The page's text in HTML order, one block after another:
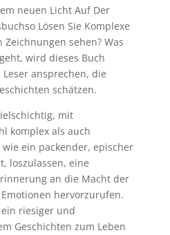
neuen Licht Auf Der
Lösen Sie Komplexe
sehen? Was
wird dieses Buch
ansprechen, die
schätzen.
mit
komplex als auch
ein packender, epischer
loszulassen, eine
an die Macht der
hervorzurufen.
riesiger und
Geschichten zum Leben